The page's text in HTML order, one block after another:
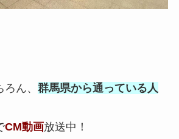
ん、 群馬県から通っている人
CM動画放送中！